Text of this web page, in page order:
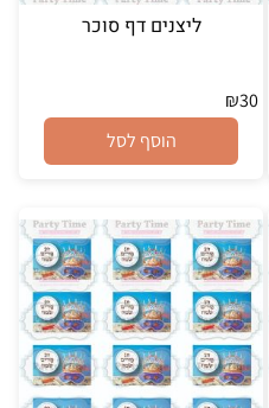
ליצנים דף סוכר
₪30
הוסף לסל